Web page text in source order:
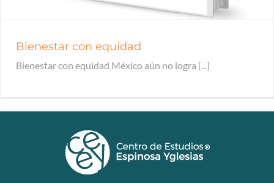
Bienestar con equidad
Bienestar con equidad México aún no logra [...]